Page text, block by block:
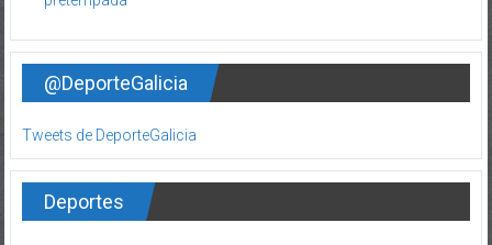
@DeporteGalicia
Tweets de DeporteGalicia
Deportes